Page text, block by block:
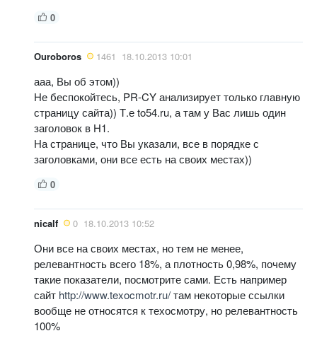
0
Ouroboros 1461 18.10.2013 10:01
ааа, Вы об этом))
Не беспокойтесь, PR-CY анализирует только главную
страницу сайта)) Т.е to54.ru, а там у Вас лишь один
заголовок в Н1.
На странице, что Вы указали, все в порядке с
заголовками, они все есть на своих местах))
0
nicalf 0 18.10.2013 10:52
Они все на своих местах, но тем не менее,
релевантность всего 18%, а плотность 0,98%, почему
такие показатели, посмотрите сами. Есть например
сайт http://www.texocmotr.ru/там некоторые ссылки
вообще не относятся к техосмотру, но релевантность
100%